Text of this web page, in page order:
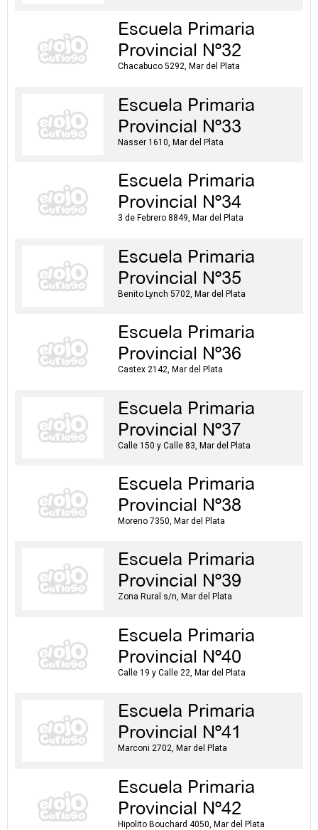
Escuela Primaria
Provincial Nº32
Chacabuco 5292, Mar del Plata
Escuela Primaria
Provincial Nº33
Nasser 1610, Mar del Plata
Escuela Primaria
Provincial Nº34
3 de Febrero 8849, Mar del Plata
Escuela Primaria
Provincial Nº35
Benito Lynch 5702, Mar del Plata
Escuela Primaria
Provincial Nº36
Castex 2142, Mar del Plata
Escuela Primaria
Provincial Nº37
Calle 150 y Calle 83, Mar del Plata
Escuela Primaria
Provincial Nº38
Moreno 7350, Mar del Plata
Escuela Primaria
Provincial Nº39
Zona Rural s/n, Mar del Plata
Escuela Primaria
Provincial Nº40
Calle 19 y Calle 22, Mar del Plata
Escuela Primaria
Provincial Nº41
Marconi 2702, Mar del Plata
Escuela Primaria
Provincial Nº42
Hipolito Bouchard 4050, Mar del Plata